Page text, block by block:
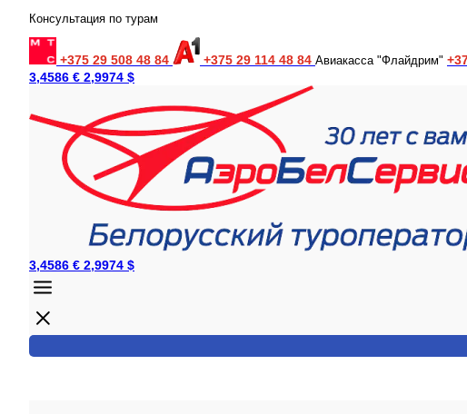
Консультация по турам
+375 29 508 48 84 +375 29 114 48 84 Авиакасса "Флайдрим"
3,4586 € 2,9974 $
3,4586 € 2,9974 $